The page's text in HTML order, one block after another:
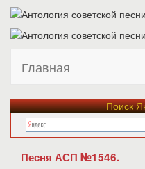
Главная
Поиск
Песня АСП №1546.